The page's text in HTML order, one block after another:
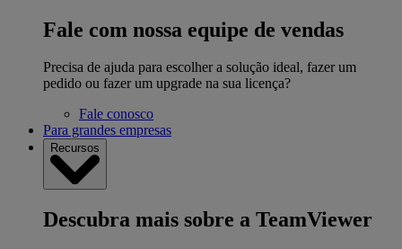
Fale com nossa equipe de vendas
Precisa de ajuda para escolher a solução ideal, fazer um
pedido ou fazer um upgrade na sua licença?
Fale conosco
Para grandes empresas
Recursos
Descubra mais sobre a TeamViewer